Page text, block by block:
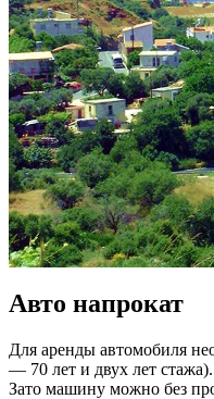
Авто напрокат
Для аренды автомобиля
— 70 лет и двух лет
Зато машину можно без